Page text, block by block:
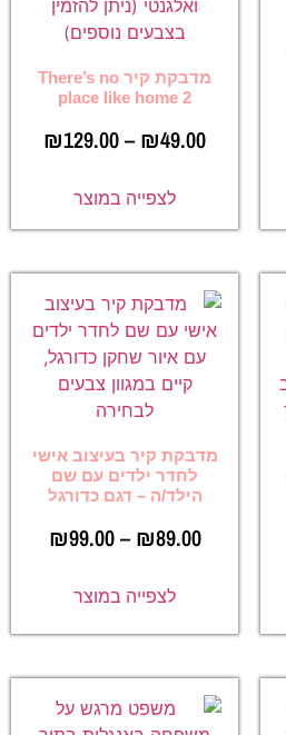
מדבקת קיר There’s no
place like home 2
₪49.00
–
₪129.00
לצפייה במוצר
מדבקת קיר בעיצוב אישי
לחדר ילדים עם שם
הילד/ה – דגם כדורגל
₪89.00
–
₪99.00
לצפייה במוצר